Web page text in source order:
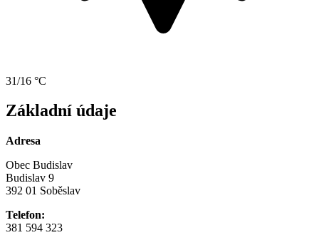
31/16 °C
Základní údaje
Adresa
Obec Budislav
Budislav 9
392 01 Soběslav
Telefon:
381 594 323